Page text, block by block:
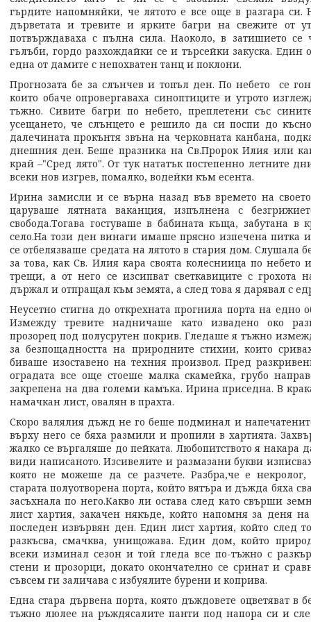
гърдите напомняйки, че лятото е все още в разгара си.
дърветата и тревите и ярките багри на свежите от
потвърждаваха с пълна сила. Наоколо, в затишието се
гълъби, гордо разхождайки се и търсейки закуска. Един
една от дамите с непохватен танц и поклони.
Прогнозата бе за слънчев и топъл ден. По небето се
които обаче опровергаваха синоптиците и утрото
тъжно. Сивите багри по небето, преплетени със
усещането, че слънцето е решило да си поспи до
далечината прокънтя звъна на черковната канбана,
днешния ден. Беше празника на Св.Пророк Илия или
край –"Сред лято". От тук нататък постепенно летните
всеки нов изгрев, помалко, водейки към есента.
Ирина замисли и се върна назад във времето на своето
царуваше лятната ваканция, изпълнена с
свобода.Тогава гостуваше в бабината къща, забутана в
село.На този ден винаги имаше прясно изпечена питка
се отбелязваше средата на лятото в стария дом. Слушала
за това, как Св. Илия кара своята колесниица по
трещи, а от него се изсипват светкавиците с грохота
държал и отпращал към земята, а след това я дарявал с
Неусетно стигна до открехната прогнила порта на едно
Измежду тревите надничаше като извадено око
прозорец под полусрутен покрив. Гледаше я тъжно
за безпощадността на природните стихии, които
биваше изоставено на техния произвол. Пред
оградата все още стоеше малка скамейка, грубо
закрепена на два големи камъка. Ирина приседна. В
намачкан лист, овалян в прахта.
Скоро валялия дъжд не го беше подминал и
върху него се бяха размили и пропили в хартията.
жалко се въргаляше до пейката. Любопитството я накара
види написаното. Изсивелите и размазани букви
която не можеше да се разчете. Разбра,че е
старата полуотворена порта, който вятъра и дъжда бяха
засъхнала по него.Какво ли остава след като свърши
лист хартия, закачен някъде, който напомня за деня
последен извървян ден. Един лист хартия, който след
разкъсва, смачква, унищожава. Един дом, който
всеки изминал сезон и той гледа все по-тъжно с
стени и прозорци, докато окончателно се сринат и
съвсем ги заличава с избуялите бурени и коприва.
Една стара дървена порта, която дъждовете оцветяват в
тъжно люлее на ръждясалите панти под напора си и